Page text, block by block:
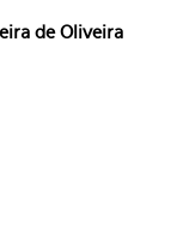
de Oliveira